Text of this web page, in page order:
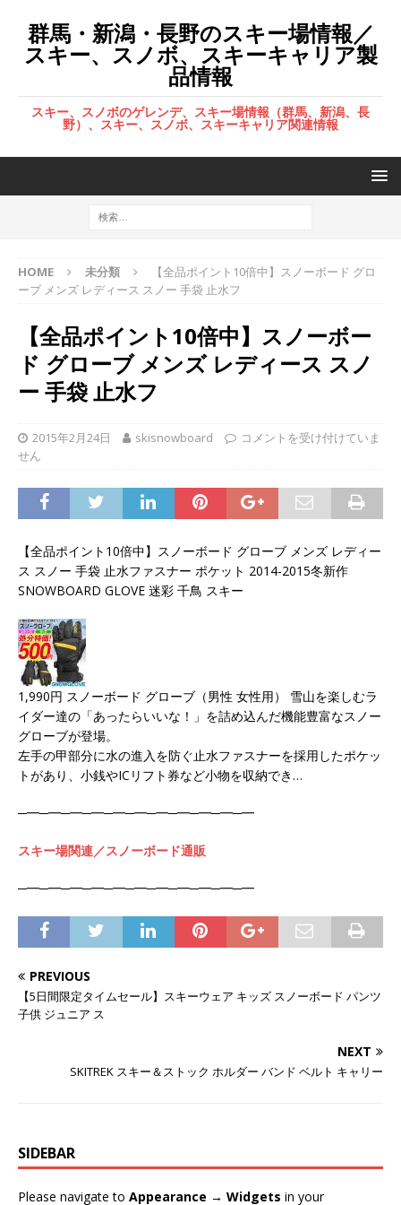
群馬・新潟・長野のスキー場情報／
スキー、スノボ、スキーキャリア製
品情報
スキー、スノボのゲレンデ、スキー場情報（群馬、新潟、長
野）、スキー、スノボ、スキーキャリア関連情報
HOME 未分類
【全品ポイント10倍中】スノーボード グロ
ーブ メンズ レディース スノー 手袋 止水フ
【全品ポイント10倍中】スノーボー
ド グローブ メンズ レディース スノ
ー 手袋 止水フ
2015年2月24日 skisnowboard
コメントを受け付けていま
せん
【全品ポイント10倍中】スノーボード グローブ メンズ レディー
ス スノー 手袋 止水ファスナー ポケット 2014-2015冬新作
SNOWBOARD GLOVE 迷彩 千鳥 スキー
1,990円 スノーボード グローブ（男性 女性用） 雪山を楽しむラ
イダー達の「あったらいいな！」を詰め込んだ機能豊富なスノー
グローブが登場。
左手の甲部分に水の進入を防ぐ止水ファスナーを採用したポケッ
トがあり、小銭やICリフト券など小物を収納でき…
─━─━─━─━─━─━─━─━─━─━─━
スキー場関連／スノーボード通販
─━─━─━─━─━─━─━─━─━─━─━
PREVIOUS
【5日間限定タイムセール】スキーウェア キッズ スノーボード パンツ
子供 ジュニア ス
NEXT
SKITREK スキー＆ストック ホルダー バンド ベルト キャリー
SIDEBAR
Please navigate to Appearance → Widgets in your